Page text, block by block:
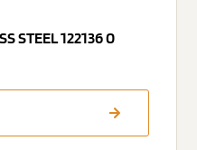
STEEL 122136 0